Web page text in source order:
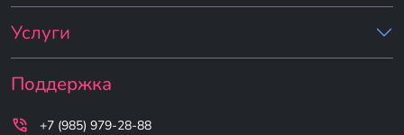
Услуги
Поддержка
+7 (985) 979-28-88